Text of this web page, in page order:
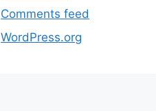
Comments feed
WordPress.org